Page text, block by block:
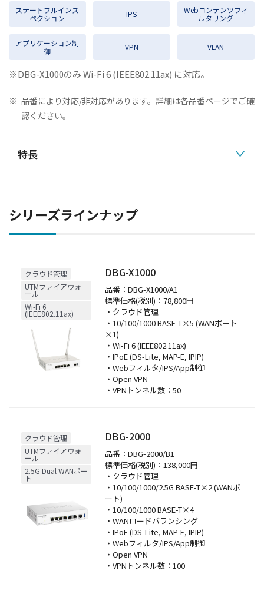
ステートフルインス
ペクション
IPS
Webコンテンツフィ
ルタリング
アプリケーション制
御
VPN VLAN
※DBG-X1000のみ Wi-Fi 6 (IEEE802.11ax) に対応。
※ 品番により対応/非対応があります。詳細は各品番ページでご確
認ください。
特長
シリーズラインナップ
クラウド管理
UTMファイアウォ
ール
Wi-Fi 6
(IEEE802.11ax)
DBG-X1000
品番：DBG-X1000/A1
標準価格(税別)：78,800円
・クラウド管理
・10/100/1000 BASE-T×5 (WANポート
×1)
・Wi-Fi 6 (IEEE802.11ax)
・IPoE (DS-Lite, MAP-E, IPIP)
・Webフィルタ/IPS/App制御
・Open VPN
・VPNトンネル数：50
クラウド管理
UTMファイアウォ
ール
2.5G Dual WANポー
ト
DBG-2000
品番：DBG-2000/B1
標準価格(税別)：138,000円
・クラウド管理
・10/100/1000/2.5G BASE-T×2 (WANポ
ート)
・10/100/1000 BASE-T×4
・WANロードバランシング
・IPoE (DS-Lite, MAP-E, IPIP)
・Webフィルタ/IPS/App制御
・Open VPN
・VPNトンネル数：100